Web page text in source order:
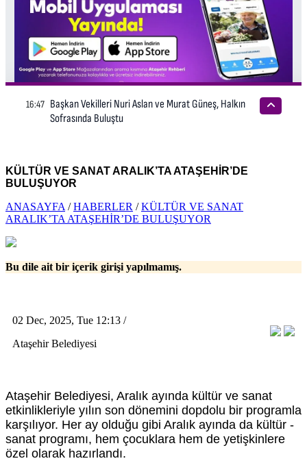
KÜLTÜR VE SANAT ARALIK’TA ATAŞEHİR’DE
BULUŞUYOR
ANASAYFA /HABERLER /KÜLTÜR VE SANAT
ARALIK’TA ATAŞEHİR’DE BULUŞUYOR
Bu dile ait bir içerik girişi yapılmamış.
02 Dec, 2025, Tue 12:13 /
Ataşehir Belediyesi
Ataşehir Belediyesi, Aralık ayında kültür ve sanat
etkinlikleriyle yılın son dönemini dopdolu bir programla
karşılıyor. Her ay olduğu gibi Aralık ayında da kültür -
sanat programı, hem çocuklara hem de yetişkinlere
özel olarak hazırlandı.